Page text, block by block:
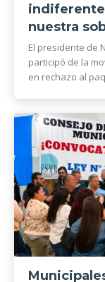
indiferente
nuestra
El presidente de
participó de la
en rechazo al